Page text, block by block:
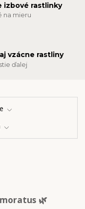
izbové rastlinky
na mieru
vzácne rastliny
ďalej
🌿